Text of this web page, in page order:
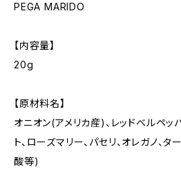
PEGA MARIDO
【内容量】
20g
【原材料名】
オニオン(アメリカ産)、レッドベルペッ
ト、ローズマリー、パセリ、オレガノ、
酸等)